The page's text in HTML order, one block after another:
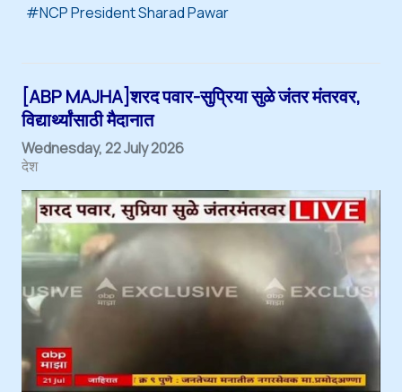
NCP President Sharad Pawar
[ABP MAJHA]शरद पवार-सुप्रिया सुळे जंतर मंतरवर,
विद्यार्थ्यांसाठी मैदानात
Wednesday, 22 July 2026
देश